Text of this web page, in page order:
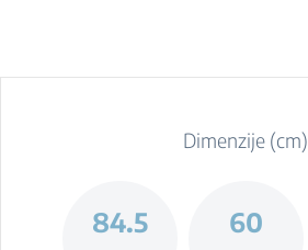
Dimenzije (cm)
84.5 60